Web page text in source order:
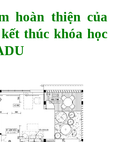
hoàn thiện của
thúc khóa học